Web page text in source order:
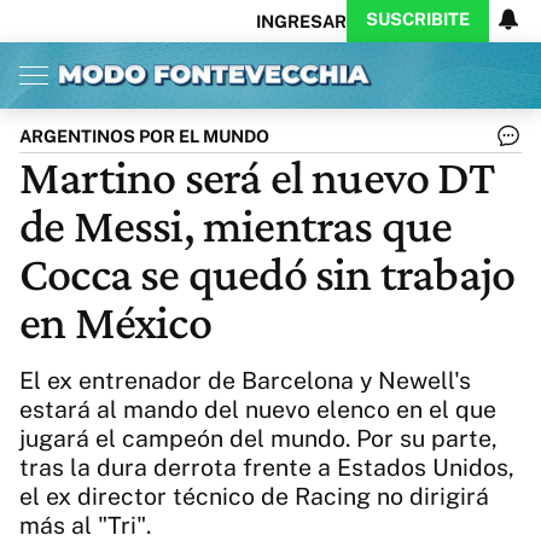
INGRESAR SUSCRIBITE
Inicio Ahora
Opinión
Política
Ciencia
Protagonistas
Cultura
Arte
Educación
Internacional
CARAS
Exitoina
Turismo
Videos
Córdoba
Reperfilar
Business
Noticias
Diario del Juicio
Actualidad
ARGENTINOS POR EL MUNDO
Martino será el nuevo DT
de Messi, mientras que
Cocca se quedó sin trabajo
en México
El ex entrenador de Barcelona y Newell's
estará al mando del nuevo elenco en el que
jugará el campeón del mundo. Por su parte,
tras la dura derrota frente a Estados Unidos,
el ex director técnico de Racing no dirigirá
más al "Tri".